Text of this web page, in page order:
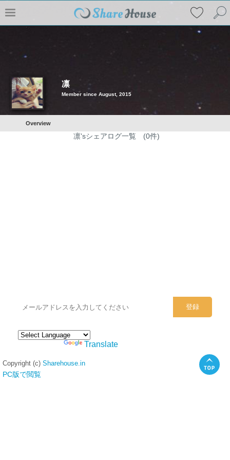
凛
Member since August, 2015
Overview
凛'sシェアログ一覧 (0件)
Translate
Copyright (c) Sharehouse.in
PC版で閲覧